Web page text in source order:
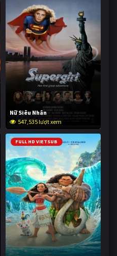
Nữ Siêu Nhân
547,535 lượt xem
FULL HD VIETSUB